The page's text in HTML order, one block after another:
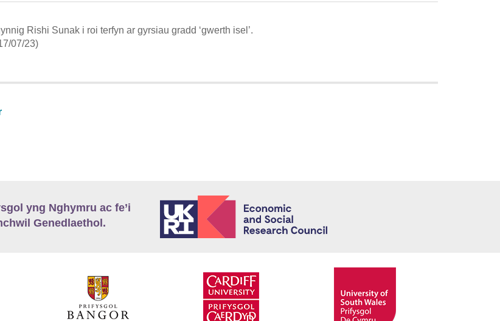
Rishi Sunak i roi terfyn ar gyrsiau gradd ‘gwerth isel’.
07/23)
yng Nghymru ac fe’i
Genedlaethol.